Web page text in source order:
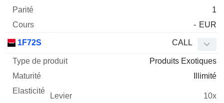
1
- EUR
1F72S CALL
Produits Exotiques
Illimité
10x